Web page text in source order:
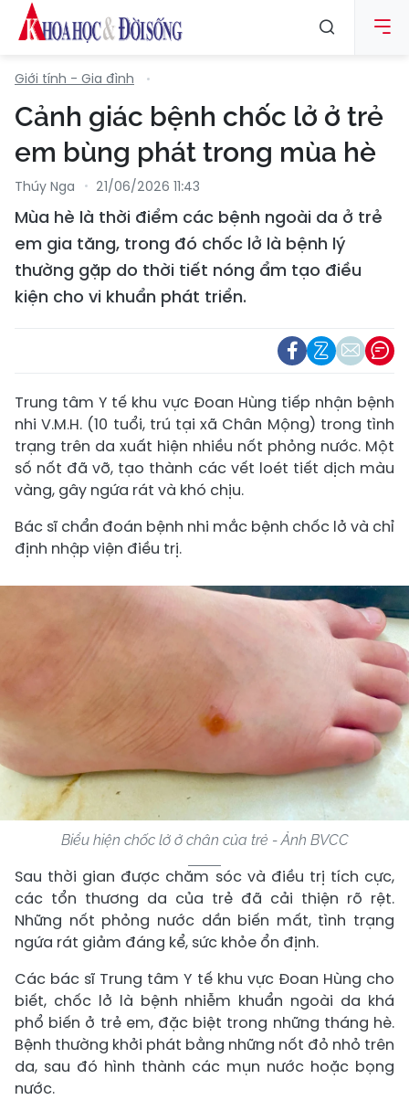
Giới tính - Gia đình
Cảnh giác bệnh chốc lở ở trẻ
em bùng phát trong mùa hè
Thúy Nga 21/06/2026 11:43
Mùa hè là thời điểm các bệnh ngoài da ở trẻ
em gia tăng, trong đó chốc lở là bệnh lý
thường gặp do thời tiết nóng ẩm tạo điều
kiện cho vi khuẩn phát triển.
Trung tâm Y tế khu vực Đoan Hùng tiếp nhận bệnh
nhi V.M.H. (10 tuổi, trú tại xã Chân Mộng) trong tình
trạng trên da xuất hiện nhiều nốt phỏng nước. Một
số nốt đã vỡ, tạo thành các vết loét tiết dịch màu
vàng, gây ngứa rát và khó chịu.
Bác sĩ chẩn đoán bệnh nhi mắc bệnh chốc lở và chỉ
định nhập viện điều trị.
Biểu hiện chốc lở ở chân của trẻ - Ảnh BVCC
Sau thời gian được chăm sóc và điều trị tích cực,
các tổn thương da của trẻ đã cải thiện rõ rệt.
Những nốt phỏng nước dần biến mất, tình trạng
ngứa rát giảm đáng kể, sức khỏe ổn định.
Các bác sĩ Trung tâm Y tế khu vực Đoan Hùng cho
biết, chốc lở là bệnh nhiễm khuẩn ngoài da khá
phổ biến ở trẻ em, đặc biệt trong những tháng hè.
Bệnh thường khởi phát bằng những nốt đỏ nhỏ trên
da, sau đó hình thành các mụn nước hoặc bọng
nước.